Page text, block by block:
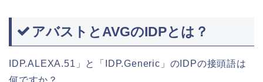
アバストとAVGのIDPとは？
IDP.ALEXA.51」と「IDP.Generic」のIDPの接頭語は